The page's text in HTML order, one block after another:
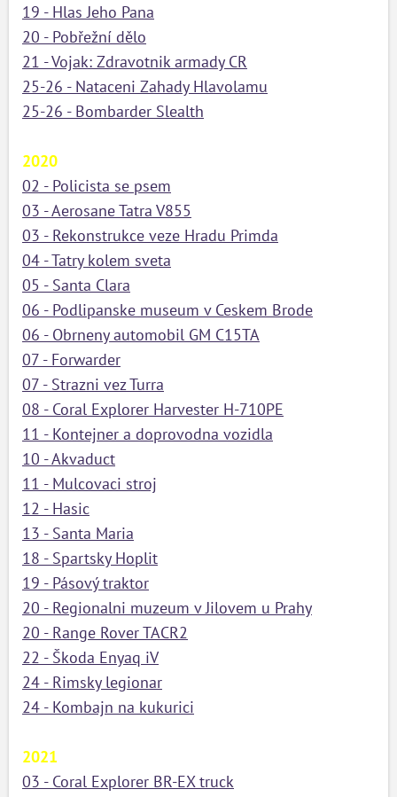
19 - Hlas Jeho Pana
20 - Pobřežní dělo
21 - Vojak: Zdravotnik armady CR
25-26 - Nataceni Zahady Hlavolamu
25-26 - Bombarder Slealth
2020
02 - Policista se psem
03 - Aerosane Tatra V855
03 - Rekonstrukce veze Hradu Primda
04 - Tatry kolem sveta
05 - Santa Clara
06 - Podlipanske museum v Ceskem Brode
06 - Obrneny automobil GM C15TA
07 - Forwarder
07 - Strazni vez Turra
08 - Coral Explorer Harvester H-710PE
11 - Kontejner a doprovodna vozidla
10 - Akvaduct
11 - Mulcovaci stroj
12 - Hasic
13 - Santa Maria
18 - Spartsky Hoplit
19 - Pásový traktor
20 - Regionalni muzeum v Jilovem u Prahy
20 - Range Rover TACR2
22 - Škoda Enyaq iV
24 - Rimsky legionar
24 - Kombajn na kukurici
2021
03 - Coral Explorer BR-EX truck